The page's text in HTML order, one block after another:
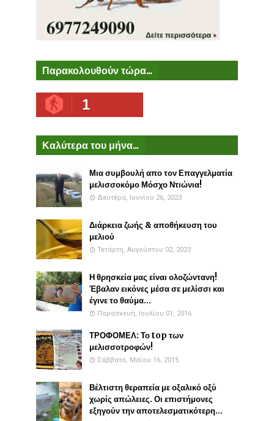
Παρακολουθούν τώρα...
1
Καλύτερα του μήνα...
Μια συμβουλή απο τον Επαγγελματία
μελισσοκόμο Μόσχο Ντιώνια!
Δευτέρα, Ιουνίου 26, 2023
Διάρκεια ζωής & αποθήκευση του
μελιού
Τετάρτη, Αυγούστου 02, 2023
Η θρησκεία μας είναι ολοζώντανη!
Έβαλαν εικόνες μέσα σε μελίσσι και
έγινε το θαύμα...
Παρασκευή, Ιουλίου 01, 2016
ΤΡΟΦΟΜΕΛ: Το top των
μελισσοτροφών!
Σάββατο, Μαΐου 16, 2015
Βέλτιστη θεραπεία με οξαλικό οξύ
χωρίς απώλειες. Οι επιστήμονες
εξηγούν την αποτελεσματικότερη...